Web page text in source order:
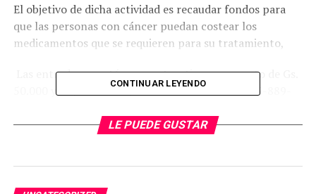
El objetivo de dicha actividad es recaudar fondos para
que las personas con cáncer puedan costear los
medicamentos que se requieren para su tratamiento,
Las entradas ya están en venta y tienen un costo de Gs.
50.000 y se pueden adquirir contactando al 0973-889-
PORTADA
ARRIBA SIGUIENTE
CONTINUAR LEYENDO
LE PUEDE GUSTAR